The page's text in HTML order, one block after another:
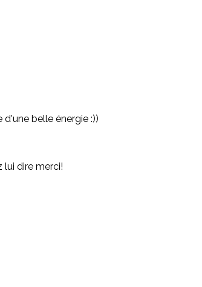
belle énergie :))
dire merci!